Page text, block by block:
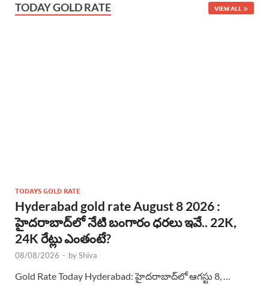
TODAY GOLD RATE VIEW ALL
TODAYS GOLD RATE
Hyderabad gold rate August 8 2026 :
హైదరాబాద్‌లో నేటి బంగారం ధరలు ఇవే.. 22K,
24K రేట్లు ఎంతంటే?
08/08/2026 - byShiva
Gold Rate Today Hyderabad: హైదరాబాద్‌లో ఆగస్టు 8, …